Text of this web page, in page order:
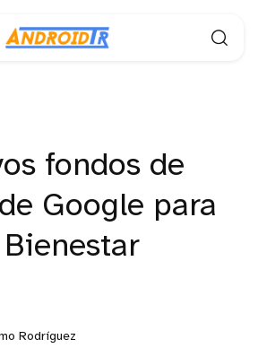
fondos de
Google para
Rodríguez